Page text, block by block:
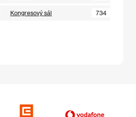
Kongresový sál 734